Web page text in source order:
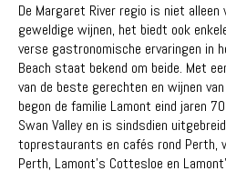
De Margaret River regio is niet alleen
geweldige wijnen, het biedt ook
verse gastronomische ervaringen in
Beach staat bekend om beide. Met
van de beste gerechten en wijnen
begon de familie Lamont eind jaren
Swan Valley en is sindsdien
toprestaurants en cafés rond Perth,
Perth, Lamont's Cottesloe en